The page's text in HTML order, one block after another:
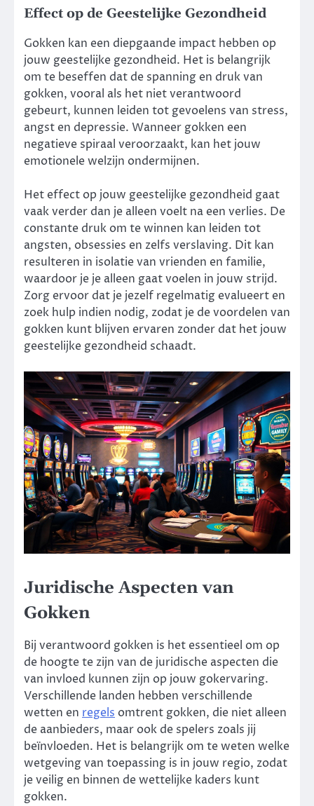
Effect op de Geestelijke Gezondheid
Gokken kan een diepgaande impact hebben op
jouw geestelijke gezondheid. Het is belangrijk
om te beseffen dat de spanning en druk van
gokken, vooral als het niet verantwoord
gebeurt, kunnen leiden tot gevoelens van stress,
angst en depressie. Wanneer gokken een
negatieve spiraal veroorzaakt, kan het jouw
emotionele welzijn ondermijnen.
Het effect op jouw geestelijke gezondheid gaat
vaak verder dan je alleen voelt na een verlies. De
constante druk om te winnen kan leiden tot
angsten, obsessies en zelfs verslaving. Dit kan
resulteren in isolatie van vrienden en familie,
waardoor je je alleen gaat voelen in jouw strijd.
Zorg ervoor dat je jezelf regelmatig evalueert en
zoek hulp indien nodig, zodat je de voordelen van
gokken kunt blijven ervaren zonder dat het jouw
geestelijke gezondheid schaadt.
Juridische Aspecten van
Gokken
Bij verantwoord gokken is het essentieel om op
de hoogte te zijn van de juridische aspecten die
van invloed kunnen zijn op jouw gokervaring.
Verschillende landen hebben verschillende
wetten en regels omtrent gokken, die niet alleen
de aanbieders, maar ook de spelers zoals jij
beïnvloeden. Het is belangrijk om te weten welke
wetgeving van toepassing is in jouw regio, zodat
je veilig en binnen de wettelijke kaders kunt
gokken.